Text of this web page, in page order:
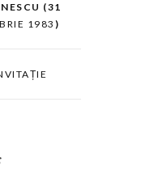
(31
1983)